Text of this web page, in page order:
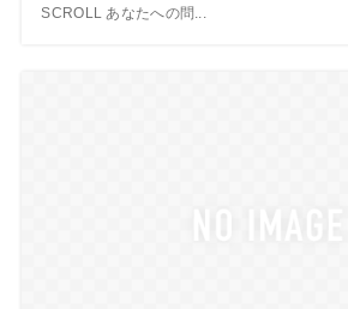
SCROLL あなたへの問...